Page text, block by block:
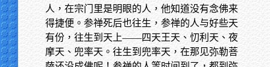
人，在宗门里是明眼的人，他知道没有念佛来
得捷便。参禅死后也往生，参禅的人与好些天
有份，往生到天上——四天王天、忉利天、夜
摩天、兜率天。往生到兜率天，在那见弥勒菩